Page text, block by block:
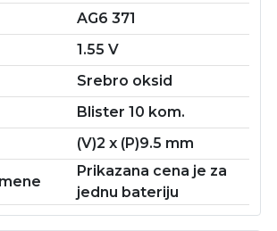
AG6 371
1.55 V
Srebro oksid
Blister 10 kom.
(V)2 x (P)9.5 mm
Prikazana cena je za
jednu bateriju